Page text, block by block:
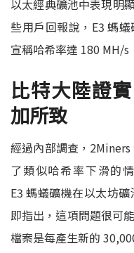
以太經典礦池中表現明
些用戶回報說， E3 螞蟻
宣稱哈希率達 180 MH/s
比特大陸證
加所致
經過內部調查， 2Miners
了類似哈希率下滑的
E3螞蟻礦機在以太坊
即指出， 這項問題很可
檔案是每產生新的